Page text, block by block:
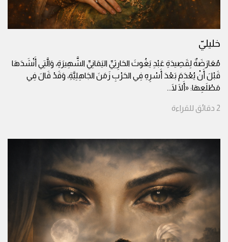
خليليّ
مُعَارَضَةٌ لِقَصِيدَةِ عَبْدِ يَغُوثَ الحَارِثِيِّ اليَمَانِيِّ الشَّهِيرَةِ، وَالَّتِي أَنْشَدَهَا
قَبْلَ أَنْ يُعْدَمَ بَعْدَ أَسْرِهِ فِي الحَرْبِ زَمَنَ الجَاهِلِيَّةِ، وَقَدْ قَالَ فِي
مَطْلَعِهَا: «أَلَا لَا...
2 دقائق للقراءة